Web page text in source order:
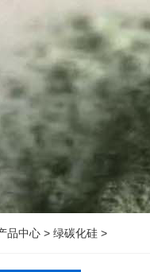
品中心 > 绿碳化硅 >